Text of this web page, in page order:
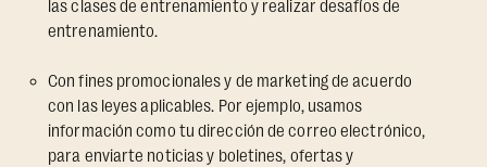
las clases de entrenamiento y realizar desafíos de
entrenamiento.
Con fines promocionales y de marketing de acuerdo
con las leyes aplicables. Por ejemplo, usamos
información como tu dirección de correo electrónico,
para enviarte noticias y boletines, ofertas y